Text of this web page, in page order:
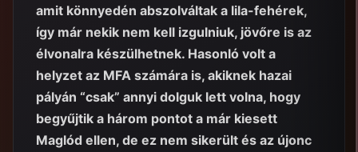
amit könnyedén abszolváltak a lila-fehérek,
így már nekik nem kell izgulniuk, jövőre is az
élvonalra készülhetnek. Hasonló volt a
helyzet az MFA számára is, akiknek hazai
pályán “csak” annyi dolguk lett volna, hogy
begyűjtik a három pontot a már kiesett
Maglód ellen, de ez nem sikerült és az újonc